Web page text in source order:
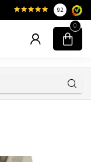
Familiebedrijf sinds
9.2
0